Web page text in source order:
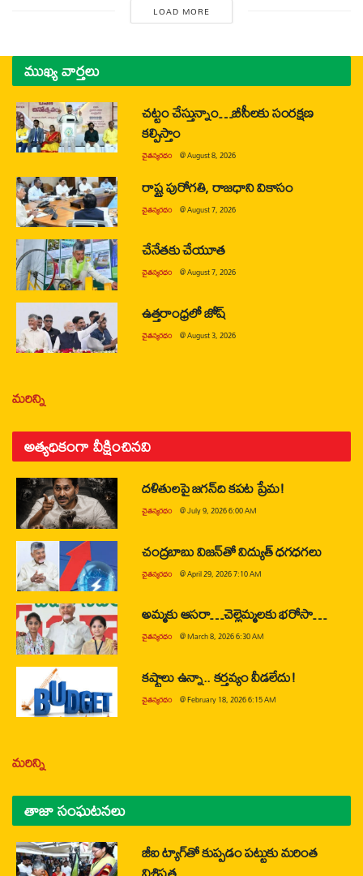
LOAD MORE
ముఖ్య వార్తలు
చట్టం చేస్తున్నాం…బీసీలకు సంరక్షణ
కల్పిస్తాం
చైతన్యరధం @August 8, 2026
రాష్ట్ర పురోగతి, రాజధాని వికాసం
చైతన్యరధం @August 7, 2026
చేనేతకు చేయూత
చైతన్యరధం @August 7, 2026
ఉత్తరాంధ్రలో జోష్
చైతన్యరధం @August 3, 2026
మరిన్ని
అత్యధికంగా వీక్షించినవి
దళితులపై జగన్‌ది కపట ప్రేమ!
చైతన్యరధం @July 9, 2026 6:00 AM
చంద్రబాబు విజన్‌తో విద్యుత్ ధగధగలు
చైతన్యరధం @April 29, 2026 7:10 AM
అమ్మకు ఆసరా…చెల్లెమ్మలకు భరోసా…
చైతన్యరధం @March 8, 2026 6:30 AM
కష్టాలు ఉన్నా.. కర్తవ్యం వీడలేదు!
చైతన్యరధం @February 18, 2026 6:15 AM
మరిన్ని
తాజా సంఘటనలు
జీఐ ట్యాగ్‌తో కుప్పడం పట్టుకు మరింత